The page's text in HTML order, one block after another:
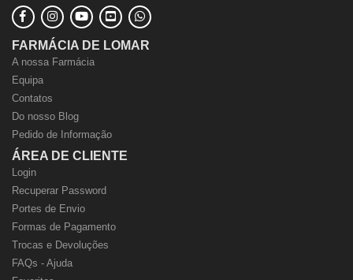
FARMÁCIA DE LOMAR
A nossa Farmácia
Equipa
Contatos
Do nosso Blog
Pedido de Informação
ÁREA DE CLIENTE
Login
Recuperar Password
Portes de Envio
Formas de Pagamento
Trocas e Devoluções
FAQs - Ajuda